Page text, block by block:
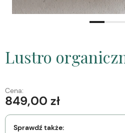
Lustro
Cena:
849,00 zł
Sprawdź także: